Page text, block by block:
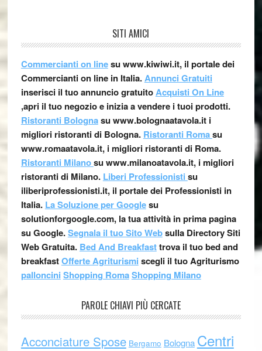
SITI AMICI
Commercianti on linesu www.kiwiwi.it, il portale dei
Commercianti on line in Italia.Annunci Gratuiti
inserisci il tuo annuncio gratuitoAcquisti On Line
,apri il tuo negozio e inizia a vendere i tuoi prodotti.
Ristoranti Bolognasu www.bolognaatavola.it i
migliori ristoranti di Bologna. Ristoranti Romasu
www.romaatavola.it, i migliori ristoranti di Roma.
Ristoranti Milanosu www.milanoatavola.it, i migliori
ristoranti di Milano. Liberi Professionisti su
iliberiprofessionisti.it, il portale dei Professionisti in
Italia. La Soluzione per Googlesu
solutionforgoogle.com, la tua attività in prima pagina
su Google.Segnala il tuo Sito Websulla Directory Siti
Web Gratuita. Bed And Breakfasttrova il tuo bed and
breakfastOfferte Agriturismi scegli il tuo Agriturismo
palloncini Shopping RomaShopping Milano
PAROLE CHIAVI PIÙ CERCATE
Acconciature Spose Bergamo Bologna Centri